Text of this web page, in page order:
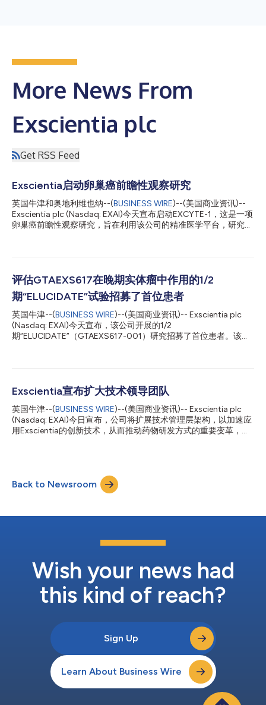
More News From
Exscientia plc
Get RSS Feed
Exscientia启动卵巢癌前瞻性观察研究
英国牛津和奥地利维也纳--(BUSINESS WIRE)--(美国商业资讯)--
Exscientia plc (Nasdaq: EXAI)今天宣布启动EXCYTE-1，这是一项
卵巢癌前瞻性观察研究，旨在利用该公司的精准医学平台，研究原
医学研究中心进行，其研究重点是卵巢癌。该研究的目的是为未来
在预测患者对不同治疗方案的反应方面，卵巢癌领域有很高的需求
尚未满足。这项研究将会与Arbeitsgemeinschaft Gynäkologiche
Onkologie（AGO）研究小组合作进行，该研究小组是全球领先的
非营利妇科肿瘤临床研究网络之一。 德国Evangelische Kliniken
Essen-Mitte妇科和妇科肿瘤科主任、AGO研究小组主席Philipp
Harter M.D., Ph.D.教授表示：“我们很高兴能与Exscientia合作，推
进科学发展，并为卵巢癌患者开发潜在的疗法。通过这项研究，我
评估GTAEXS617在晚期实体瘤中作用的1/2
期“ELUCIDATE”试验招募了首位患者
英国牛津--(BUSINESS WIRE)--(美国商业资讯)-- Exscientia plc
(Nasdaq: EXAI)今天宣布，该公司开展的1/2
期“ELUCIDATE”（GTAEXS617-001）研究招募了首位患者。该研
晚期实体瘤患者中多次递增剂量的安全性、有效性和药代动力学，
（NSCLC）、HR+/HER2乳腺癌和卵巢癌症等。‘617是一种新型
力、选择性、口服生物利用度和安全性。 Exscientia首席定量医学
官Michael Krams博士表示：“我们很高兴能在Exscientia开始对另
一种通过人工智能设计的分子进行临床评估。‘617旨在解决传统药
Exscientia宣布扩大技术领导团队
英国牛津--(BUSINESS WIRE)--(美国商业资讯)-- Exscientia plc
(Nasdaq: EXAI)今日宣布，公司将扩展技术管理层架构，以加速应
用Exscientia的创新技术，从而推动药物研发方式的重要变革，为
的药物化学问题。此外，该公司技术的应用已经远超药物化学范
围，涉及个性化医疗、靶点识别和实验室自动化等领域。因此，
Exscientia现拥有生物制药行业中规模领先的技术专家团队，涵盖
Exscientia通过大量的跨学科团队进行运营，以保持敏捷的产品开
优先级保持一致，其中包括将三位经验丰富的领导人晋升到
Exscientia的执行委员会，他们将各自负责新创建的技术职能部
Deane M...
Back to Newsroom
Wish your news had
this kind of reach?
Sign Up
Learn About Business Wire